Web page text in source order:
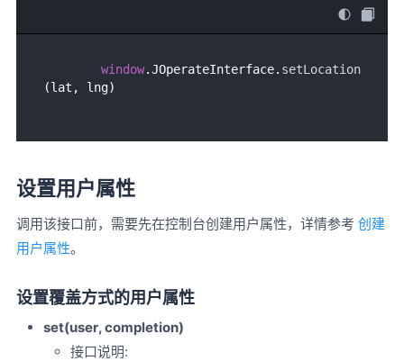
window.JOperateInterface. setLocation
设置用户属性
调用该接口前，需要先在控制台创建用户属性，详情参考 创建
用户属性。
设置覆盖方式的用户属性
set(user, completion)
接口说明: